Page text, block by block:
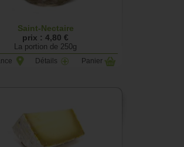
Saint-Nectaire
prix : 4,80 €
La portion de 250g
Détails Panier